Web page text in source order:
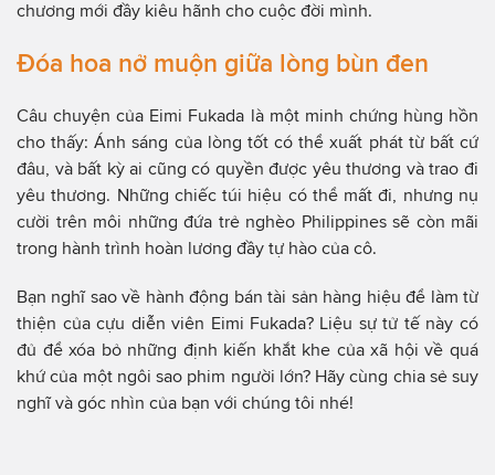
chương mới đầy kiêu hãnh cho cuộc đời mình.
Đóa hoa nở muộn giữa lòng bùn đen
Câu chuyện của Eimi Fukada là một minh chứng hùng hồn
cho thấy: Ánh sáng của lòng tốt có thể xuất phát từ bất cứ
đâu, và bất kỳ ai cũng có quyền được yêu thương và trao đi
yêu thương. Những chiếc túi hiệu có thể mất đi, nhưng nụ
cười trên môi những đứa trẻ nghèo Philippines sẽ còn mãi
trong hành trình hoàn lương đầy tự hào của cô.
Bạn nghĩ sao về hành động bán tài sản hàng hiệu để làm từ
thiện của cựu diễn viên Eimi Fukada? Liệu sự tử tế này có
đủ để xóa bỏ những định kiến khắt khe của xã hội về quá
khứ của một ngôi sao phim người lớn? Hãy cùng chia sẻ suy
nghĩ và góc nhìn của bạn với chúng tôi nhé!